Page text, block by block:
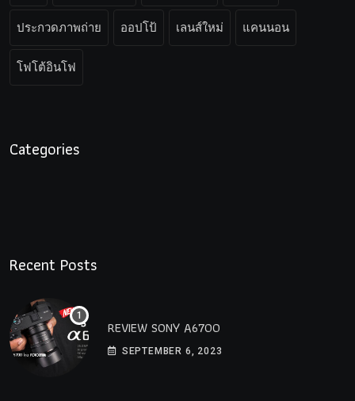
ประกวดภาพถ่าย ออปโป้ เลนส์ใหม่ แคนนอน
โฟโต้อินโฟ
Categories
Recent Posts
REVIEW SONY A6700
SEPTEMBER 6, 2023